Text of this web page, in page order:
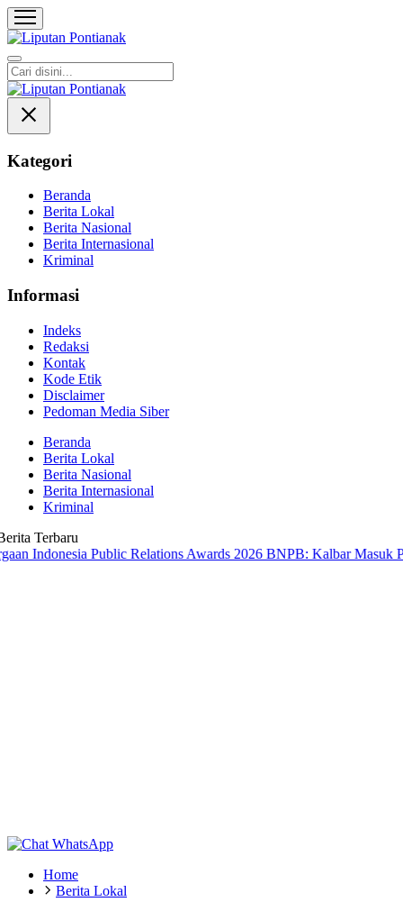
Liputan Pontianak
Berita Terkini dan TerUpdate
Kategori
Beranda
Berita Lokal
Berita Nasional
Berita Internasional
Kriminal
Informasi
Indeks
Redaksi
Kontak
Kode Etik
Disclaimer
Pedoman Media Siber
Beranda
Berita Lokal
Berita Nasional
Berita Internasional
Kriminal
Terbaru
Public Relations Awards 2026 BNPB: Kalbar Masuk Prioritas
Home
Berita Lokal